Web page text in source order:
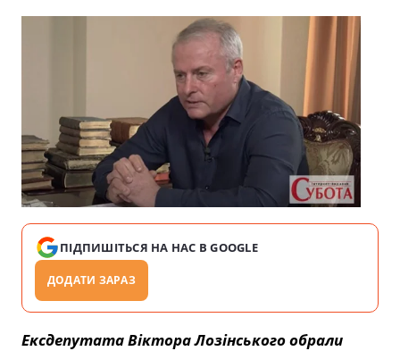
ПІДПИШІТЬСЯ НА НАС В GOOGLE
ДОДАТИ ЗАРАЗ
Ексдепутата Віктора Лозінського обрали